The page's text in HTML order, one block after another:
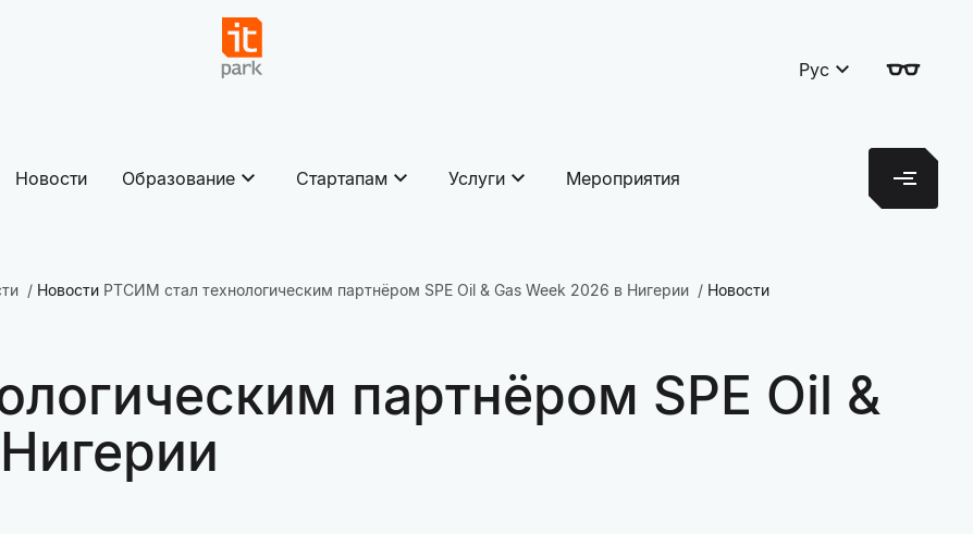
Рус
Новости Образование Стартапам Услуги Мероприятия
Новости РТСИМ стал технологическим партнёром SPE Oil & Gas Week 2026 в Нигерии Новости
партнёром SPE Oil &